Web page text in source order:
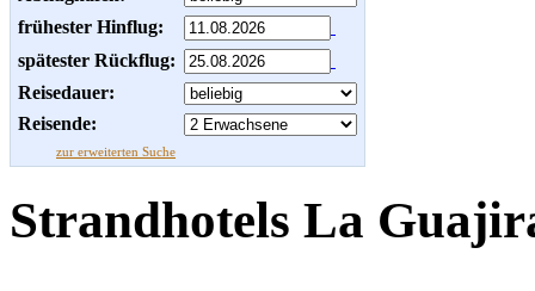
frühester Hinflug:
spätester Rückflug:
Reisedauer:
Reisende:
zur erweiterten Suche
Strandhotels La